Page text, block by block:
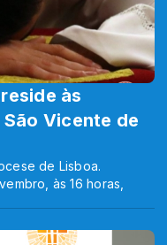
às
Vicente de
de Lisboa.
às 16 horas,